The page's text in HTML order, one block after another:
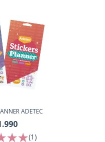
ADETEC
(1)